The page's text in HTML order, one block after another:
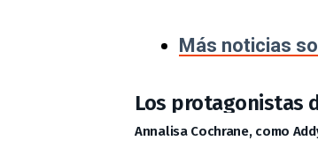
Más noticias
Los protagonistas
Annalisa Cochrane, como